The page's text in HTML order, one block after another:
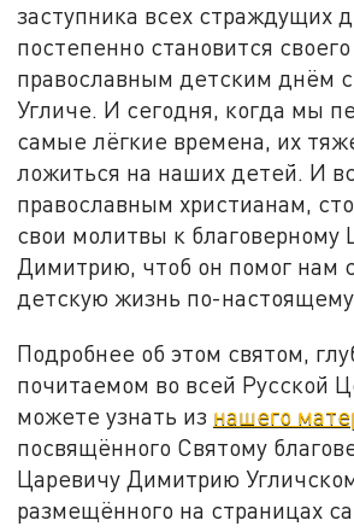
заступника всех страждущих
постепенно становится
православным детским днём
Угличе. И сегодня, когда мы
самые лёгкие времена, их
ложиться на наших детей. И
православным христианам,
свои молитвы к благоверному
Димитрию, чтоб он помог нам
детскую жизнь по-
Подробнее об этом святом,
почитаемом во всей Русской
можете узнать из нашего
посвящённого Святому
Царевичу Димитрию
размещённого на страницах